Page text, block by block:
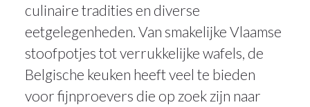
culinaire tradities en diverse
eetgelegenheden. Van smakelijke Vlaamse
stoofpotjes tot verrukkelijke wafels, de
Belgische keuken heeft veel te bieden
voor fijnproevers die op zoek zijn naar